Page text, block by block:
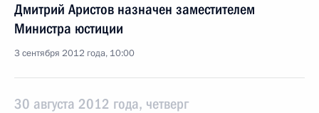
Дмитрий Аристов назначен заместителем
Министра юстиции
3 сентября 2012 года, 10:00
30 августа 2012 года, четверг